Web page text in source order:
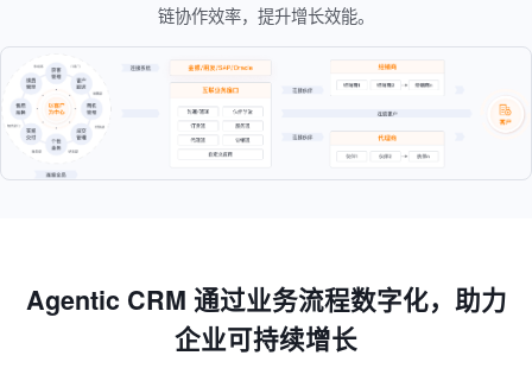
链协作效率，提升增长效能。
Agentic CRM 通过业务流程数字化，助力
企业可持续增长